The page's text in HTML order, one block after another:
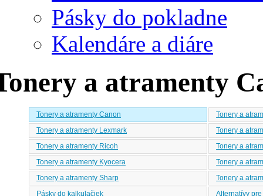
Pásky do pokladne
Kalendáre a diáre
a atramenty
Tonery a atramenty Canon
Tonery a
Tonery a atramenty Lexmark
Tonery a
Tonery a atramenty Ricoh
Tonery a
Tonery a atramenty Kyocera
Tonery a
Tonery a atramenty Sharp
Tonery a
Pásky do kalkulačiek
Alternatívy